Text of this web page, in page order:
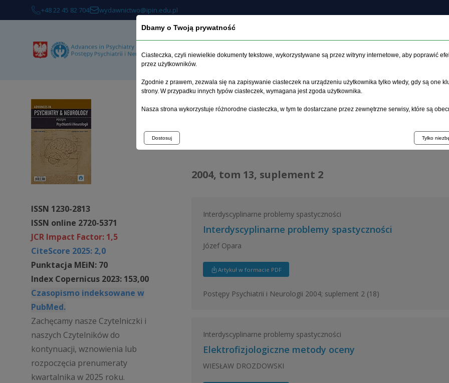
+48 22 45 82 704 wydawnictwo@ipin.edu.pl
O czasopiśmie Archiwum Etyka Instrukcja dla
ISSN 1230-2813
ISSN online 2720-5371
JCR Impact Factor: 1,5
CiteScore 2025: 2,0
Punktacja MEiN: 70
Index Copernicus 2023: 153,00
Czasopismo indeksowane w
PubMed.
Zachęcamy nasze Czytelniczki i
naszych Czytelników do
kontynuacji, wznowienia lub
rozpoczęcia prenumeraty
kwartalnika w 2025 roku.
Strona główna >Archiwum>suplement 2
2004, tom 13, suplement 2
Interdyscyplinarne problemy spastyczności
Interdyscyplinarne problemy spastyczności
Józef Opara
Artykuł w formacie PDF
Postępy Psychiatrii i Neurologii 2004; suplement 2 (18)
Interdyscyplinarne problemy spastyczności
Elektrofizjologiczne metody oceny
WIESŁAW DROZDOWSKI
Dbamy o Twoją prywatność
Ciasteczka, czyli niewielkie dokumenty tekstowe, wykorzystywane są przez witryny internetowe, aby poprawić
przez użytkowników.
Zgodnie z prawem, zezwala się na zapisywanie ciasteczek na urządzeniu użytkownika tylko wtedy, gdy są one
strony. W przypadku innych typów ciasteczek, wymagana jest zgoda użytkownika.
Nasza strona wykorzystuje różnorodne ciasteczka, w tym te dostarczane przez zewnętrzne serwisy, które są
Dostosuj Tylko